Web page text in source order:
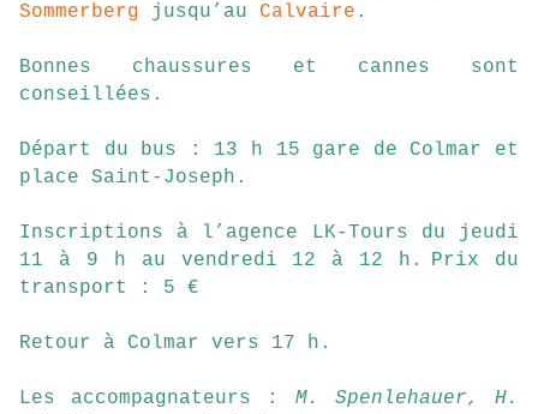
Sommerberg jusqu’au Calvaire .
Bonnes chaussures et cannes sont
conseillées.
Départ du bus : 13 h 15 gare de Colmar et
place Saint-Joseph.
Inscriptions à l’agence LK-Tours du jeudi
11 à 9 h au vendredi 12 à 12 h.
Prix du
transport : 5 €
Retour à Colmar vers 17 h.
Les accompagnateurs : M. Spenlehauer, H.